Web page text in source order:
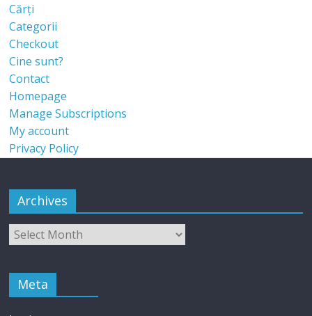
Cărți
Categorii
Checkout
Cine sunt?
Contact
Homepage
Manage Subscriptions
My account
Privacy Policy
Archives
Meta